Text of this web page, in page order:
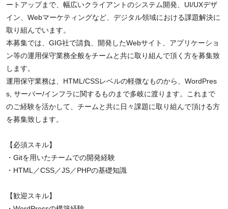
ートアップまで、幅広いクライアントのシステム開発、UI/UXデザ
イン、Webマーケティングなど、デジタル領域における課題解決に
取り組んでいます。
本募集では、GIG社で請負、開発したWebサイト、アプリケーショ
ン等の運用保守業務全般をチームと共に取り組んで頂く方を募集致
します。
運用保守業務は、HTML/CSSレベルの軽微なものから、WordPres
s, サーバー/インフラに関するものまで多岐に渡ります。これまで
のご経験を活かして、チームと共に日々課題に取り組んで頂ける方
を募集致します。
【必須スキル】
・Gitを用いたチームでの開発経験
・HTML／CSS／JS／PHPの基礎知識
【歓迎スキル】